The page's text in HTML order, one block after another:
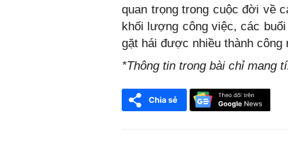
quan trọng trong cuộc đời về
khối lượng công việc, các
gặt hái được nhiều thành công
*Thông tin trong bài chỉ mang